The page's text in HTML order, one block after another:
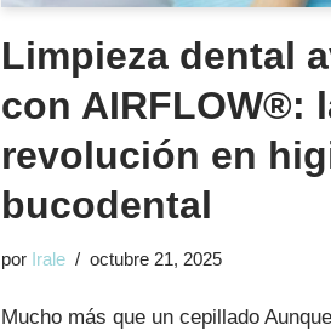
Limpieza dental
con AIRFLOW®:
revolución en
bucodental
por Irale octubre 21, 2025
Mucho más que un cepillado